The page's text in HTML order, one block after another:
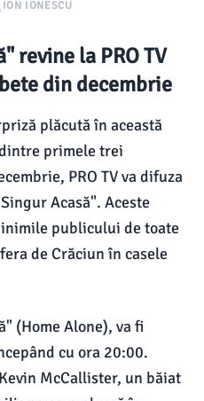
ION IONESCU
revine la PRO TV
din decembrie
plăcută în această
primele trei
PRO TV va difuza
Acasă". Aceste
publicului de toate
de Crăciun în casele
(Home Alone), va fi
cu ora 20:00.
McCallister, un băiat